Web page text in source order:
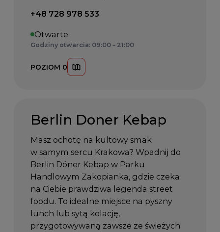
Telefon kontaktowy:
+48 728 978 533
Otwarte
Godziny otwarcia: 09:00 – 21:00
POZIOM 0
Berlin Doner Kebap
Masz ochotę na kultowy smak
w samym sercu Krakowa? Wpadnij do
Berlin Döner Kebap w Parku
Handlowym Zakopianka, gdzie czeka
na Ciebie prawdziwa legenda street
foodu. To idealne miejsce na pyszny
lunch lub sytą kolację,
przygotowywaną zawsze ze świeżych